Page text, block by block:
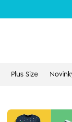
Plus Size